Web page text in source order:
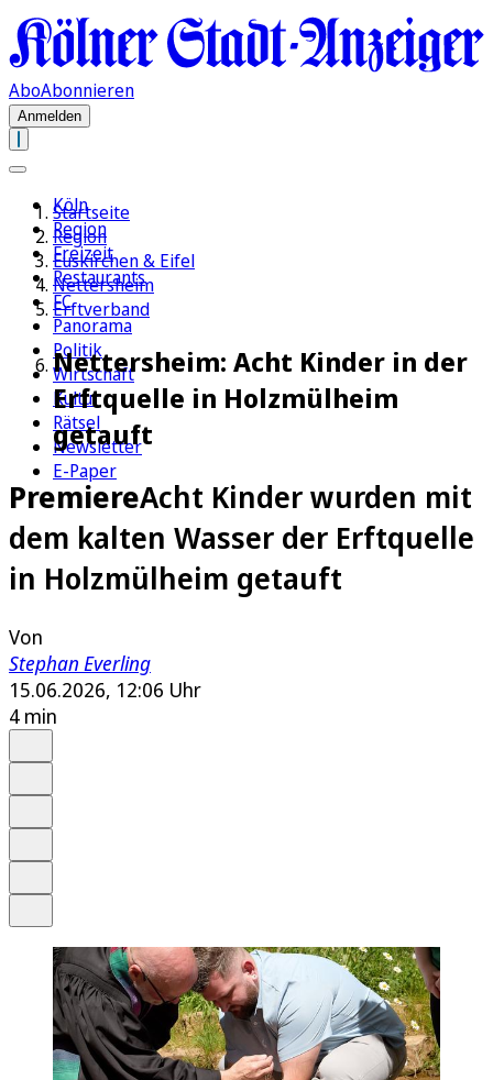
AboAbonnieren
Anmelden
Köln
Region
Freizeit
Restaurants
FC
Panorama
Politik
Wirtschaft
Kultur
Rätsel
Newsletter
E-Paper
Startseite
Region
Euskirchen & Eifel
Nettersheim
Erftverband
Nettersheim: Acht Kinder in der
Erftquelle in Holzmülheim
getauft
PremiereAcht Kinder wurden mit
dem kalten Wasser der Erftquelle
in Holzmülheim getauft
Von
Stephan Everling
15.06.2026, 12:06 Uhr
4 min